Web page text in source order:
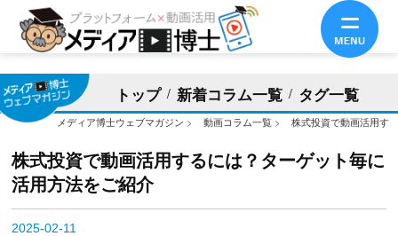
トップ 新着コラム一覧 タグ一覧
メディア博士ウェブマガジン > 動画コラム一覧 > 株式投資で動画活用す
株式投資で動画活用するには？ターゲット毎に
活用方法をご紹介
2025-02-11